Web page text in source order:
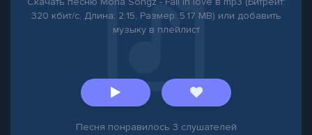
320 кбит/с, Длина: 2:15, Размер: 5.17 MB) или добавить
музыку в плейлист
Песня понравилось 3 слушателей